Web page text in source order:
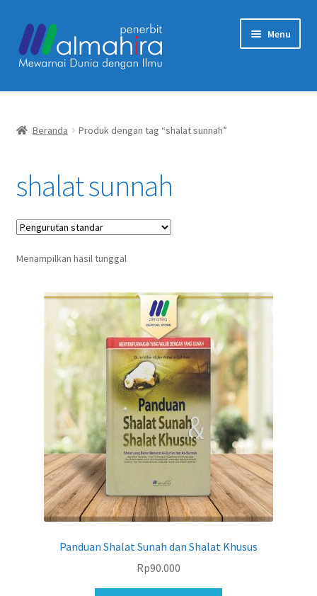
Skip
to
navigation
Skip
to
content
Menu
Beranda
Tentang Kami
Beranda Produk dengan tag “shalat sunnah”
shalat sunnah
Menampilkan hasil tunggal
Panduan Shalat Sunah dan Shalat Khusus
Rp90.000